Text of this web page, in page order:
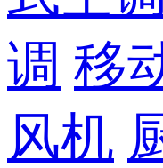
调 移
风机